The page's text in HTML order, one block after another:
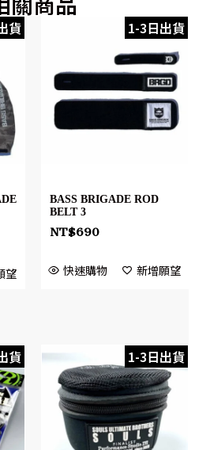
貨
望
1-3日出貨
BASS BRIGADE ROD
BELT 3
NT$690
快速購物 新增願望
貨 1-3日出貨